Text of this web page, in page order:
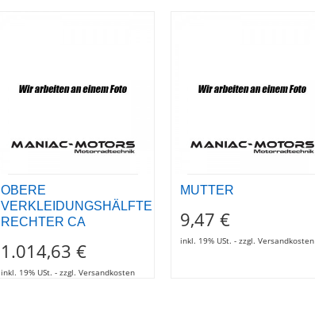
OBERE
VERKLEIDUNGSHÄLFTE
RECHTER CA
1.014,63 €
inkl. 19% USt. - zzgl. Versandkosten
MUTTER
9,47 €
inkl. 19% USt. - zzgl. Versandkosten